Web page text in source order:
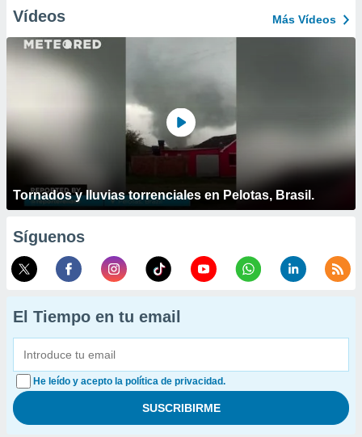
Vídeos Más Vídeos
Tornados y lluvias torrenciales en Pelotas, Brasil.
Síguenos
El Tiempo en tu email
He leído y acepto la política de privacidad.